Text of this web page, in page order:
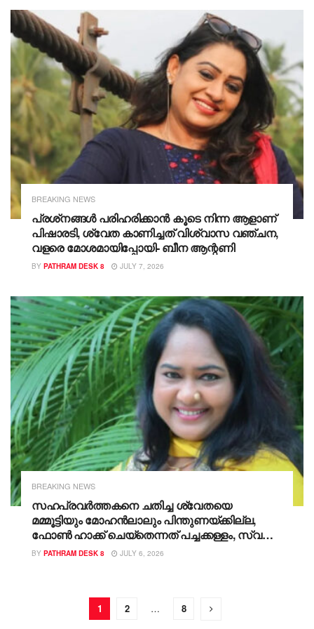
BREAKING NEWS
പ്രശ്‌നങ്ങൾ പരിഹരിക്കാൻ കൂടെ നിന്ന ആളാണ്
പിഷാരടി, ശ്വേത കാണിച്ചത് വിശ്വാസ വഞ്ചന,
വളരെ മോശമായിപ്പോയി- ബീന ആന്റണി
BY PATHRAM DESK 8 JULY 7, 2026
BREAKING NEWS
സഹപ്രവർത്തകനെ ചതിച്ച ശ്വേതയെ
മമ്മൂട്ടിയും മോഹന്‍ലാലും പിന്തുണയ്ക്കില്ല,
ഫോണ്‍ ഹാക്ക് ചെയ്തെന്നത് പച്ചക്കള്ളം, സ്വന്തം
അംഗത്തെയാണ് ഇങ്ങനെ ജനങ്ങൾക്ക് മുന്നിൽ
BY PATHRAM DESK 8 JULY 6, 2026
1 2 … 8